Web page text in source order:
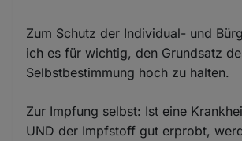
Zum Schutz der Individual- und
ich es für wichtig, den Grundsatz
Selbstbestimmung hoch zu halten.
Zur Impfung selbst: Ist eine
UND der Impfstoff gut erprobt,